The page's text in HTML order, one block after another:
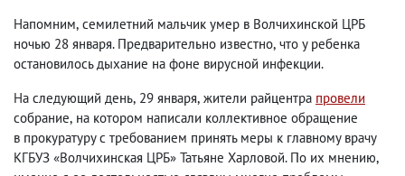
Напомним, семилетний мальчик умер в Волчихинской ЦРБ
ночью 28 января. Предварительно известно, что у ребенка
остановилось дыхание на фоне вирусной инфекции.
На следующий день, 29 января, жители райцентра провели
собрание, на котором написали коллективное обращение
в прокуратуру с требованием принять меры к главному врачу
КГБУЗ «Волчихинская ЦРБ» Татьяне Харловой. По их мнению,